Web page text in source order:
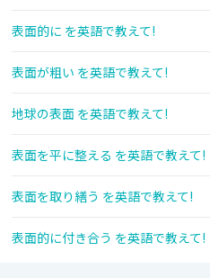
表面的に を英語で教えて!
表面が粗い を英語で教えて!
地球の表面 を英語で教えて!
表面を平に整える を英語で教えて!
表面を取り繕う を英語で教えて!
表面的に付き合う を英語で教えて!